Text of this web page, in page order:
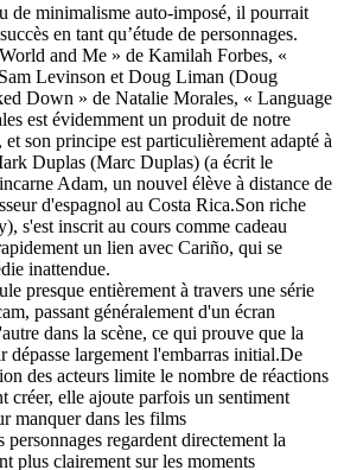
de minimalisme auto-imposé, il pourrait
en tant qu’étude de personnages.
and Me » de Kamilah Forbes, «
Levinson et Doug Liman (Doug
Down » de Natalie Morales, « Language
est évidemment un produit de notre
son principe est particulièrement adapté à
Duplas (Marc Duplas) (a écrit le
Adam, un nouvel élève à distance de
d'espagnol au Costa Rica.Son riche
s'est inscrit au cours comme cadeau
un lien avec Cariño, qui se
inattendue.
presque entièrement à travers une série
passant généralement d'un écran
dans la scène, ce qui prouve que la
dépasse largement l'embarras initial.De
des acteurs limite le nombre de réactions
créer, elle ajoute parfois un sentiment
manquer dans les films
regardent directement la
plus clairement sur les moments